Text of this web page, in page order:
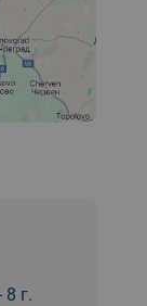
г.